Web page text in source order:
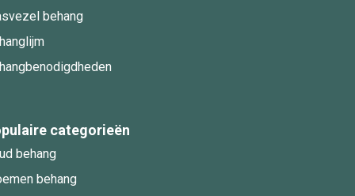
behang
categorieën
behang
behang